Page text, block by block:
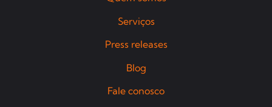
Serviços
Press releases
Blog
Fale conosco